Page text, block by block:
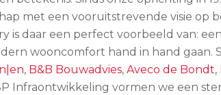
met een vooruitstrevende visie op
is daar een perfect voorbeeld van:
wooncomfort hand in hand gaan.
, B&B Bouwadvies, Aveco de Bondt,
Infraontwikkeling vormen we een